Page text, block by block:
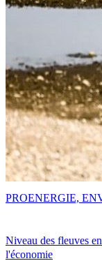
Niveau des fleuves
l'économie
PROENERGIE,